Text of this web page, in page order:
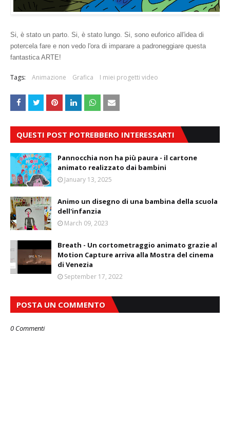
Si, è stato un parto. Si, è stato lungo. Si, sono euforico all'idea di
potercela fare e non vedo l'ora di imparare a padroneggiare questa
fantastica ARTE!
Tags: Animazione Grafica I miei progetti video
QUESTI POST POTREBBERO INTERESSARTI
Pannocchia non ha più paura - il cartone
animato realizzato dai bambini
January 13, 2025
Animo un disegno di una bambina della scuola
dell'infanzia
March 09, 2023
Breath - Un cortometraggio animato grazie al
Motion Capture arriva alla Mostra del cinema
di Venezia
September 17, 2022
POSTA UN COMMENTO
0 Commenti